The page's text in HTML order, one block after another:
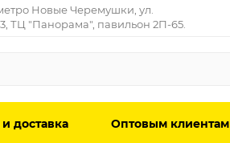
Новые Черемушки, ул.
ТЦ "Панорама", павильон 2П-65.
доставка Оптовым клиентам